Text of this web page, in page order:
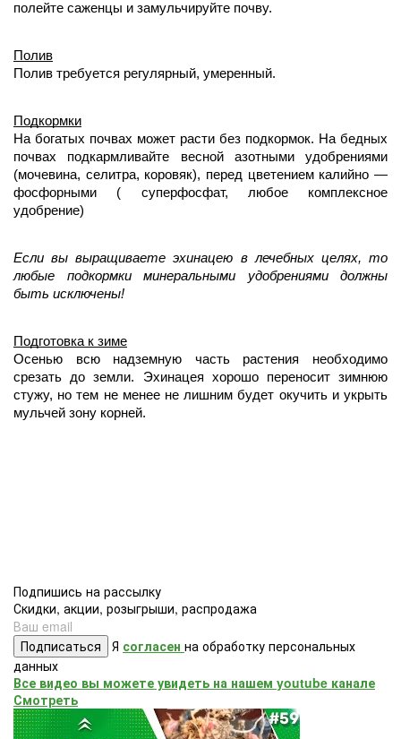
полейте саженцы и замульчируйте почву.
Полив
Полив требуется регулярный, умеренный.
Подкормки
На богатых почвах может расти без подкормок. На бедных
почвах подкармливайте весной азотными удобрениями
(мочевина, селитра, коровяк), перед цветением калийно —
фосфорными ( суперфосфат, любое комплексное
удобрение)
Если вы выращиваете эхинацею в лечебных целях, то
любые подкормки минеральными удобрениями должны
быть исключены!
Подготовка к зиме
Осенью всю надземную часть растения необходимо
срезать до земли. Эхинацея хорошо переносит зимнюю
стужу, но тем не менее не лишним будет окучить и укрыть
мульчей зону корней.
Подпишись на рассылку
Скидки, акции, розыгрыши, распродажа
Подписаться Я согласен на обработку персональных
данных
Все видео вы можете увидеть на нашем youtube канале
Смотреть